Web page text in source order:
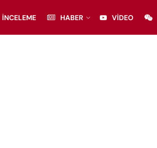
İNCELEME HABER VIDEO